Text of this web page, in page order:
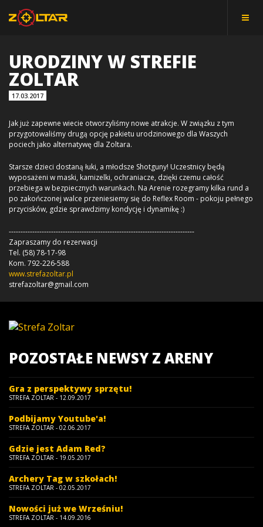
URODZINY W STREFIE
ZOLTAR
17.03.2017
Jak już zapewne wiecie otworzyliśmy nowe atrakcje. W związku z tym
przygotowaliśmy drugą opcję pakietu urodzinowego dla Waszych
pociech jako alternatywę dla Zoltara.
Starsze dzieci dostaną łuki, a młodsze Shotguny! Uczestnicy będą
wyposażeni w maski, kamizelki, ochraniacze, dzięki czemu całość
przebiega w bezpiecznych warunkach. Na Arenie rozegramy kilka rund a
po zakończonej walce przeniesiemy się do Reflex Room - pokoju pełnego
przycisków, gdzie sprawdzimy kondycję i dynamikę :)
-------------------------------------------------------------------------------
Zapraszamy do rezerwacji
Tel. (58) 78-17-98
Kom. 792-226-588
www.strefazoltar.pl
strefazoltar@gmail.com
POZOSTAŁE NEWSY Z ARENY
Gra z perspektywy sprzętu!
STREFA ZOLTAR - 12.09.2017
Podbijamy Youtube'a!
STREFA ZOLTAR - 02.06.2017
Gdzie jest Adam Red?
STREFA ZOLTAR - 19.05.2017
Archery Tag w szkołach!
STREFA ZOLTAR - 02.05.2017
Nowości już we Wrześniu!
STREFA ZOLTAR - 14.09.2016